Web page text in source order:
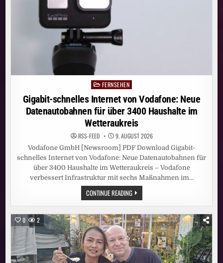
Posted
in
FERNSEHEN
Gigabit-schnelles Internet von Vodafone: Neue
Datenautobahnen für über 3400 Haushalte im
Wetteraukreis
RSS-FEED 9. AUGUST 2026
Vodafone GmbH [Newsroom] PDF Download Gigabit-
schnelles Internet von Vodafone: Neue Datenautobahnen für
über 3400 Haushalte im Wetteraukreis – Vodafone
verbessert Infrastruktur mit sechs Maßnahmen im…
CONTINUE READINGGIGABIT-
SCHNELLES
INTERNET
VON
VODAFONE:
NEUE
DATENAUTOBAHNEN
FÜR
ÜBER
3400
HAUSHALTE
0 2